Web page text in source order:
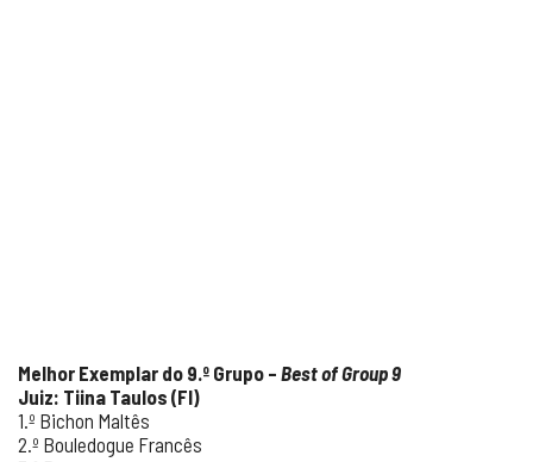
Melhor Exemplar do 9.º Grupo – Best of Group 9
Juiz: Tiina Taulos (FI)
1.º Bichon Maltês
2.º Bouledogue Francês